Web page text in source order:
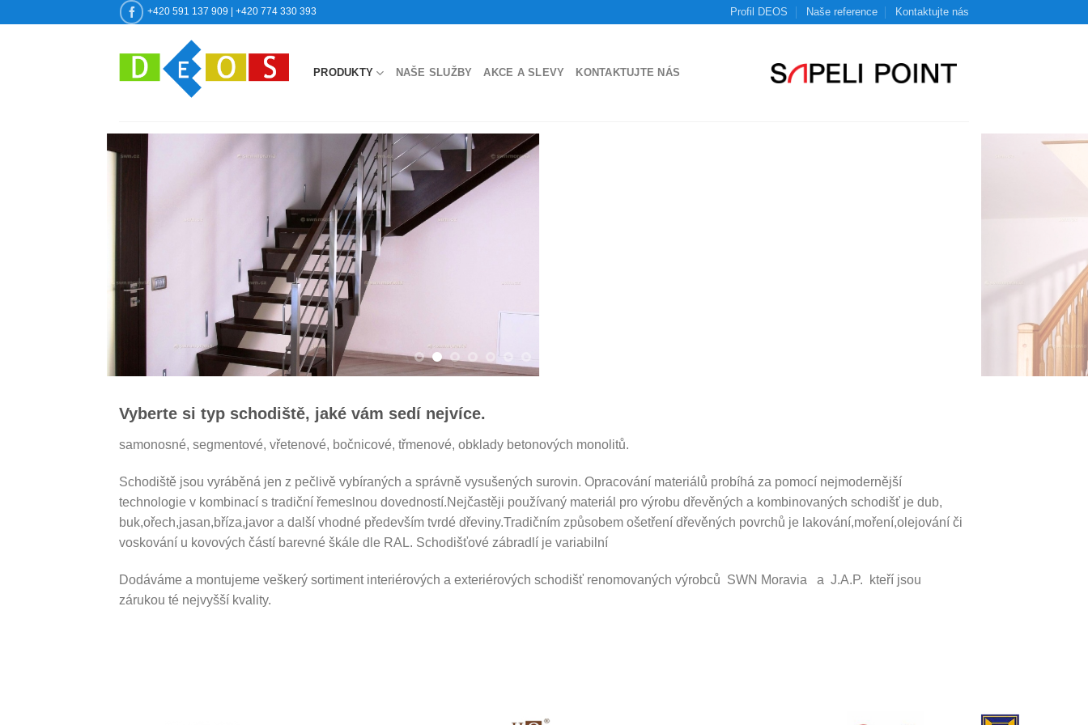
+420 591 137 909 | +420 774 330 393 Profil DEOS Naše reference Kontaktujte nás
PRODUKTY NAŠE SLUŽBY AKCE A SLEVY KONTAKTUJTE NÁS
Vyberte si typ schodiště, jaké vám sedí nejvíce.
samonosné, segmentové, vřetenové, bočnicové, třmenové, obklady betonových monolitů.
Schodiště jsou vyráběná jen z pečlivě vybíraných a správně vysušených surovin. Opracování materiálů probíhá za pomocí nejmodernější
technologie v kombinací s tradiční řemeslnou dovedností.Nejčastěji používaný materiál pro výrobu dřevěných a kombinovaných schodišť je dub,
buk,ořech,jasan,bříza,javor a další vhodné především tvrdé dřeviny.Tradičním způsobem ošetření dřevěných povrchů je lakování,moření,olejování či
voskování u kovových částí barevné škále dle RAL. Schodišťové zábradlí je variabilní
Dodáváme a montujeme veškerý sortiment interiérových a exteriérových schodišť renomovaných výrobců SWN Moravia a J.A.P. kteří jsou
zárukou té nejvyšší kvality.